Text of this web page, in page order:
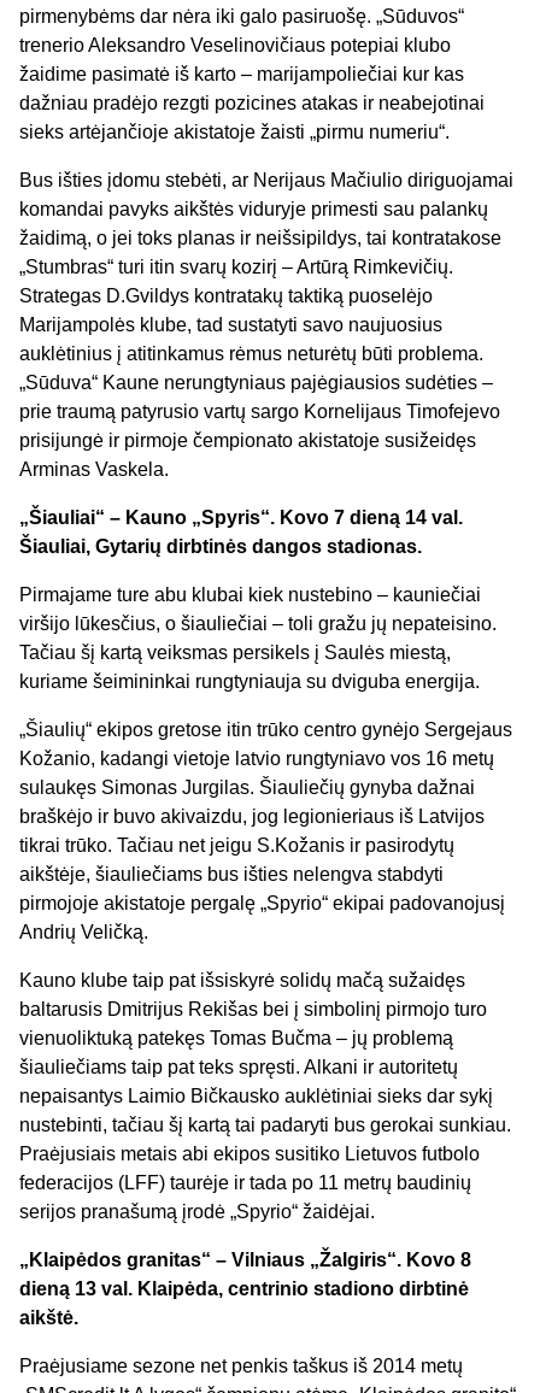
pirmenybėms dar nėra iki galo pasiruošę. „Sūduvos“
trenerio Aleksandro Veselinovičiaus potepiai klubo
žaidime pasimatė iš karto – marijampoliečiai kur kas
dažniau pradėjo rezgti pozicines atakas ir neabejotinai
sieks artėjančioje akistatoje žaisti „pirmu numeriu“.
Bus išties įdomu stebėti, ar Nerijaus Mačiulio diriguojamai
komandai pavyks aikštės viduryje primesti sau palankų
žaidimą, o jei toks planas ir neišsipildys, tai kontratakose
„Stumbras“ turi itin svarų kozirį – Artūrą Rimkevičių.
Strategas D.Gvildys kontratakų taktiką puoselėjo
Marijampolės klube, tad sustatyti savo naujuosius
auklėtinius į atitinkamus rėmus neturėtų būti problema.
„Sūduva“ Kaune nerungtyniaus pajėgiausios sudėties –
prie traumą patyrusio vartų sargo Kornelijaus Timofejevo
prisijungė ir pirmoje čempionato akistatoje susižeidęs
Arminas Vaskela.
„Šiauliai“ – Kauno „Spyris“. Kovo 7 dieną 14 val.
Šiauliai, Gytarių dirbtinės dangos stadionas.
Pirmajame ture abu klubai kiek nustebino – kauniečiai
viršijo lūkesčius, o šiauliečiai – toli gražu jų nepateisino.
Tačiau šį kartą veiksmas persikels į Saulės miestą,
kuriame šeimininkai rungtyniauja su dviguba energija.
„Šiaulių“ ekipos gretose itin trūko centro gynėjo Sergejaus
Kožanio, kadangi vietoje latvio rungtyniavo vos 16 metų
sulaukęs Simonas Jurgilas. Šiauliečių gynyba dažnai
braškėjo ir buvo akivaizdu, jog legionieriaus iš Latvijos
tikrai trūko. Tačiau net jeigu S.Kožanis ir pasirodytų
aikštėje, šiauliečiams bus išties nelengva stabdyti
pirmojoje akistatoje pergalę „Spyrio“ ekipai padovanojusį
Andrių Veličką.
Kauno klube taip pat išsiskyrė solidų mačą sužaidęs
baltarusis Dmitrijus Rekišas bei į simbolinį pirmojo turo
vienuoliktuką patekęs Tomas Bučma – jų problemą
šiauliečiams taip pat teks spręsti. Alkani ir autoritetų
nepaisantys Laimio Bičkausko auklėtiniai sieks dar sykį
nustebinti, tačiau šį kartą tai padaryti bus gerokai sunkiau.
Praėjusiais metais abi ekipos susitiko Lietuvos futbolo
federacijos (LFF) taurėje ir tada po 11 metrų baudinių
serijos pranašumą įrodė „Spyrio“ žaidėjai.
„Klaipėdos granitas“ – Vilniaus „Žalgiris“. Kovo 8
dieną 13 val. Klaipėda, centrinio stadiono dirbtinė
aikštė.
Praėjusiame sezone net penkis taškus iš 2014 metų